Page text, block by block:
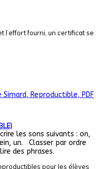
l’effort fourni, un certificat se
les sons suivants : on,
un. Classer par ordre
des phrases.
pour les élèves